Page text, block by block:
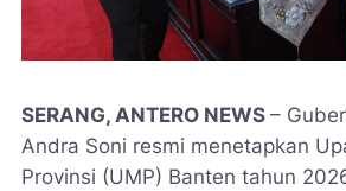
SERANG, ANTERO NEWS –
Andra Soni resmi menetapkan
Provinsi (UMP) Banten tahun